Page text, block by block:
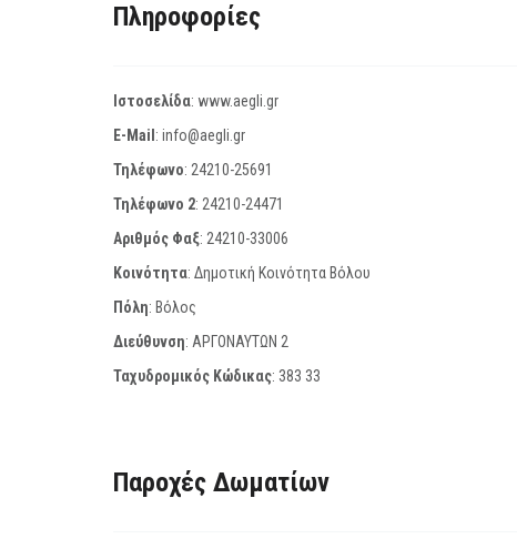
Πληροφορίες
Ιστοσελίδα: www.aegli.gr
E-Mail : info@aegli.gr
Τηλέφωνο: 24210-25691
Τηλέφωνο 2: 24210-24471
Αριθμός Φαξ: 24210-33006
Κοινότητα: Δημοτική Κοινότητα Βόλου
Πόλη: Βόλος
Διεύθυνση: ΑΡΓΟΝΑΥΤΩΝ 2
Ταχυδρομικός Κώδικας: 383 33
Παροχές Δωματίων